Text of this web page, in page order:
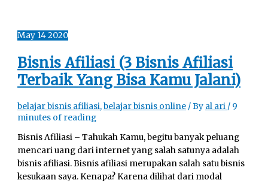
May 142020
Bisnis Afiliasi (3 Bisnis Afiliasi
Terbaik Yang Bisa Kamu Jalani)
belajar bisnis afiliasi,belajar bisnis online / By al ari / 9
minutes of reading
Bisnis Afiliasi – Tahukah Kamu, begitu banyak peluang
mencari uang dari internet yang salah satunya adalah
bisnis afiliasi. Bisnis afiliasi merupakan salah satu bisnis
kesukaan saya. Kenapa? Karena dilihat dari modal